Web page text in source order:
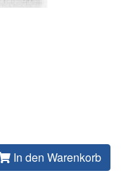
In den Warenkorb